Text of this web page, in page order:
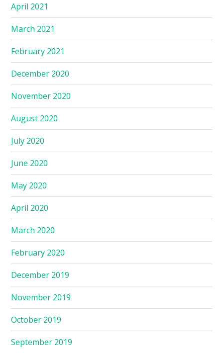
April 2021
March 2021
February 2021
December 2020
November 2020
August 2020
July 2020
June 2020
May 2020
April 2020
March 2020
February 2020
December 2019
November 2019
October 2019
September 2019